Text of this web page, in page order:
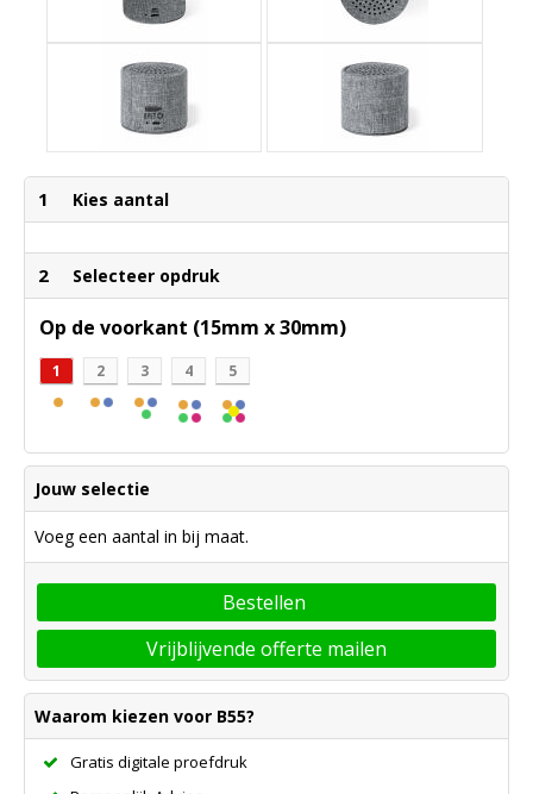
1 Kies aantal
2 Selecteer opdruk
Op de voorkant (15mm x 30mm)
1 2 3 4 5
Jouw selectie
Voeg een aantal in bij maat.
Bestellen
Vrijblijvende offerte mailen
Waarom kiezen voor B55?
Gratis digitale proefdruk